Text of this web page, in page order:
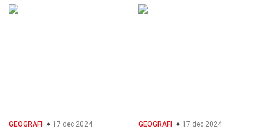
GEOGRAFI 17 dec 2024 GEOGRAFI 17 dec 2024